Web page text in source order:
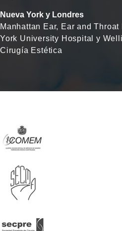
Nueva York y Londres
Manhattan Ear, Ear and
York University Hospital y
Cirugía Estética